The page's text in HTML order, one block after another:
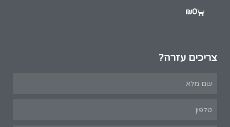
₪0
צריכים עזרה?